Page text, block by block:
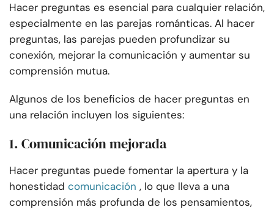
Hacer preguntas es esencial para cualquier relación,
especialmente en las parejas románticas. Al hacer
preguntas, las parejas pueden profundizar su
conexión, mejorar la comunicación y aumentar su
comprensión mutua.
Algunos de los beneficios de hacer preguntas en
una relación incluyen los siguientes:
1. Comunicación mejorada
Hacer preguntas puede fomentar la apertura y la
honestidad comunicación , lo que lleva a una
comprensión más profunda de los pensamientos,